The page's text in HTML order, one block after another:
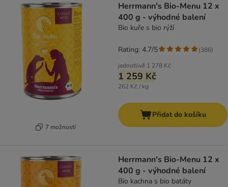
7 možností
Herrmann's Bio-Menu 12 x
400 g - výhodné balení
Bio kuře s bio rýží
jednotlivě 1 278 Kč
1 259 Kč
262 Kč / kg
Rating: 4.7/5 (386)
Přidat do košíku
Herrmann's Bio-Menu 12 x
400 g - výhodné balení
Bio kachna s bio batáty